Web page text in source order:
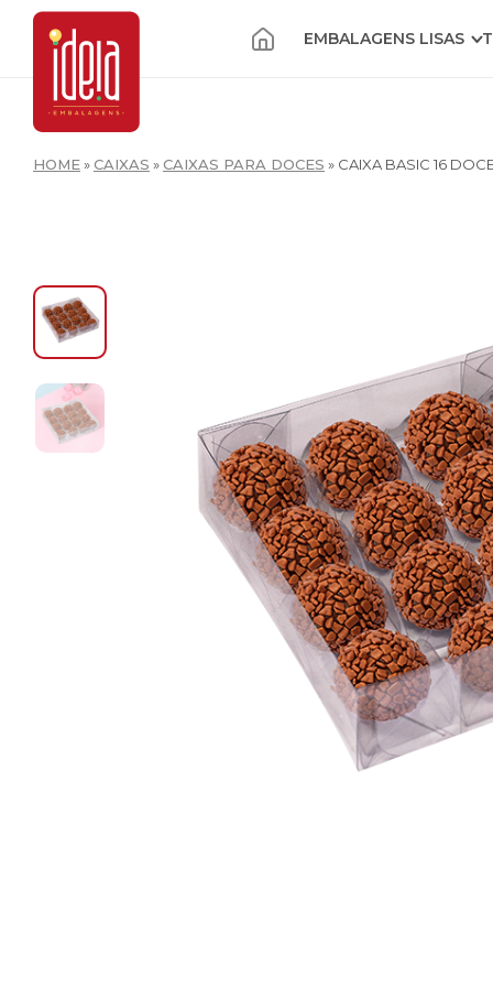
EMBALAGENS LISAS
HOME»CAIXAS »CAIXAS PARA DOCES » CAIXA BASIC 16